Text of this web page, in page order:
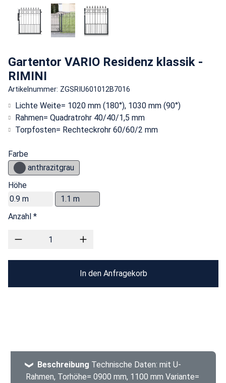
Gartentor VARIO Residenz klassik -
RIMINI
Artikelnummer: ZGSRIU601012B7016
Lichte Weite= 1020 mm (180°), 1030 mm (90°)
Rahmen= Quadratrohr 40/40/1,5 mm
Torpfosten= Rechteckrohr 60/60/2 mm
Farbe
anthrazitgrau
Höhe
0.9 m
1.1 m
Anzahl *
In den Anfragekorb
Beschreibung Technische Daten: mit U-
Rahmen, Torhöhe= 0900 mm, 1100 mm Variante=